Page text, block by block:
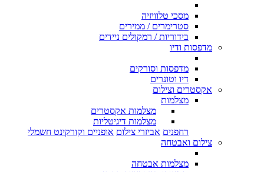
מסכי טלוויזיה
סטרימרים / ממירים
בידוריות / רמקולים ניידים
מדפסות ודיו
מדפסות וסורקים
דיו וטונרים
אקסטרים וצילום
מצלמות
מצלמות אקסטרים
מצלמות דיגיטליות
רחפנים אביזרי צילום אופניים וקורקינט חשמלי
צילום ואבטחה
מצלמות אבטחה